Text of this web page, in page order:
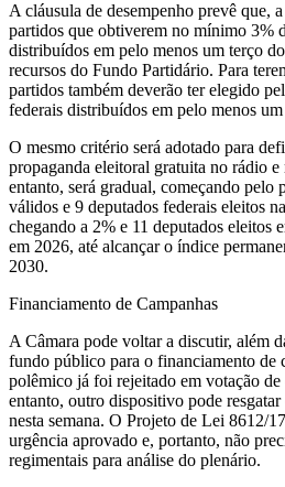
A cláusula de desempenho prevê que,
partidos que obtiverem no mínimo 3%
distribuídos em pelo menos um terço
recursos do Fundo Partidário. Para
partidos também deverão ter elegido
federais distribuídos em pelo menos um
O mesmo critério será adotado para
propaganda eleitoral gratuita no rádio
entanto, será gradual, começando pelo
válidos e 9 deputados federais eleitos
chegando a 2% e 11 deputados eleitos
em 2026, até alcançar o índice
2030.
Financiamento de Campanhas
A Câmara pode voltar a discutir, além
fundo público para o financiamento de
polêmico já foi rejeitado em votação
entanto, outro dispositivo pode
nesta semana. O Projeto de Lei 8612/
urgência aprovado e, portanto, não
regimentais para análise do plenário.